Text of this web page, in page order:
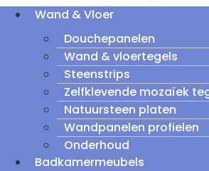
Wand & Vloer
Douchepanelen
Wand & vloertegels
Steenstrips
Zelfklevende mozaïek
Natuursteen platen
Wandpanelen profielen
Onderhoud
Badkamermeubels